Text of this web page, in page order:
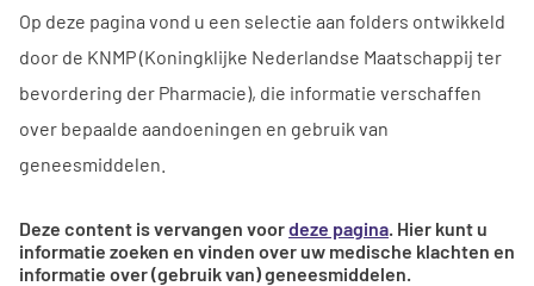
Op deze pagina vond u een selectie aan folders ontwikkeld
door de KNMP (Koningklijke Nederlandse Maatschappij ter
bevordering der Pharmacie), die informatie verschaffen
over bepaalde aandoeningen en gebruik van
geneesmiddelen.
Deze content is vervangen voordeze pagina. Hier kunt u
informatie zoeken en vinden over uw medische klachten en
informatie over (gebruik van) geneesmiddelen.